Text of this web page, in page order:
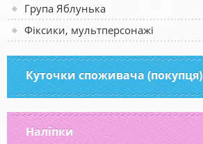
Група Яблунька
Фіксики, мультперсонажі
Куточки споживача (покупця)
Наліпки